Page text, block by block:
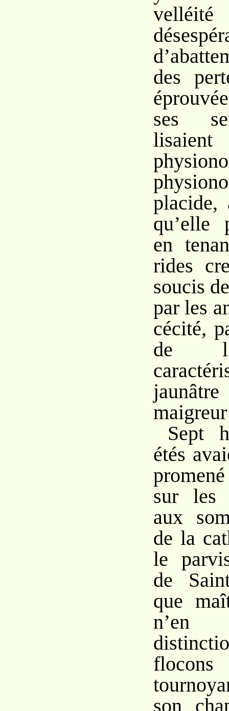
des
ses
placide,
qu’elle
en
rides
soucis
par les
cécité,
de
Sept
étés
sur les
aux
de la
le
de
que
son